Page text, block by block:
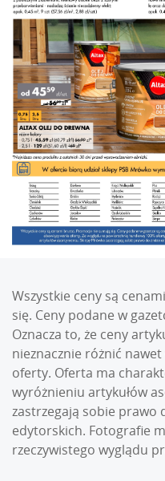
Wszystkie ceny są
się. Ceny podane w
Oznacza to, że ceny
nieznacznie różnić
oferty. Oferta ma
wyróżnieniu artykułów
zastrzegają sobie prawo
edytorskich. Fotografie
rzeczywistego wyglądu